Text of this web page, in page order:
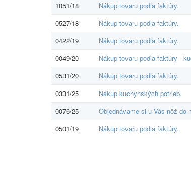
1051/18
Nákup tovaru podľa faktúry.
0527/18
Nákup tovaru podľa faktúry.
0422/19
Nákup tovaru podľa faktúry.
0049/20
Nákup tovaru podľa faktúry -
0531/20
Nákup tovaru podľa faktúry.
0331/25
Nákup kuchynských potrieb.
0076/25
Objednávame si u Vás nôž do
0501/19
Nákup tovaru podľa faktúry.